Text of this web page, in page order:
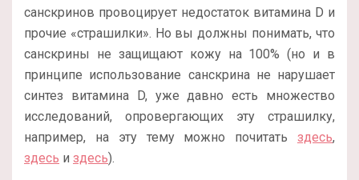
санскринов провоцирует недостаток витамина D и
прочие «страшилки». Но вы должны понимать, что
санскрины не защищают кожу на 100% (но и в
принципе использование санскрина не нарушает
синтез витамина D, уже давно есть множество
исследований, опровергающих эту страшилку,
например, на эту тему можно почитать здесь,
здесь и здесь).